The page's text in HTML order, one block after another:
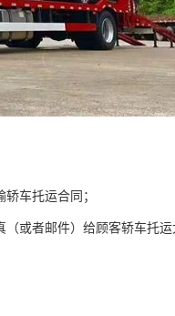
车托运合同；
或者邮件）给顾客轿车托